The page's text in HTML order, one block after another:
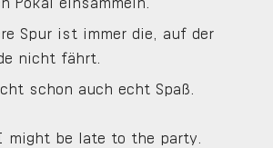
Spur ist immer die, auf der
nicht fährt.
schon auch echt Spaß.
might be late to the party.